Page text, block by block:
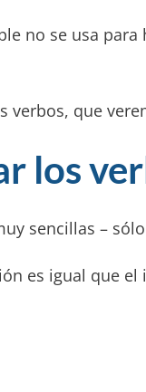
no se usa
verbos, que
los
sencillas –
es igual que